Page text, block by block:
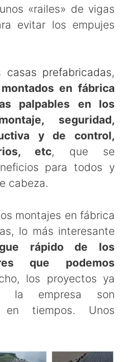
«railes» de vigas
evitar los empujes
casas prefabricadas,
en fábrica
palpables en los
seguridad,
y de control,
etc, que se
para todos y
cabeza.
montajes en fábrica
lo más interesante
rápido de los
que podemos
los proyectos ya
la empresa son
en tiempos. Unos